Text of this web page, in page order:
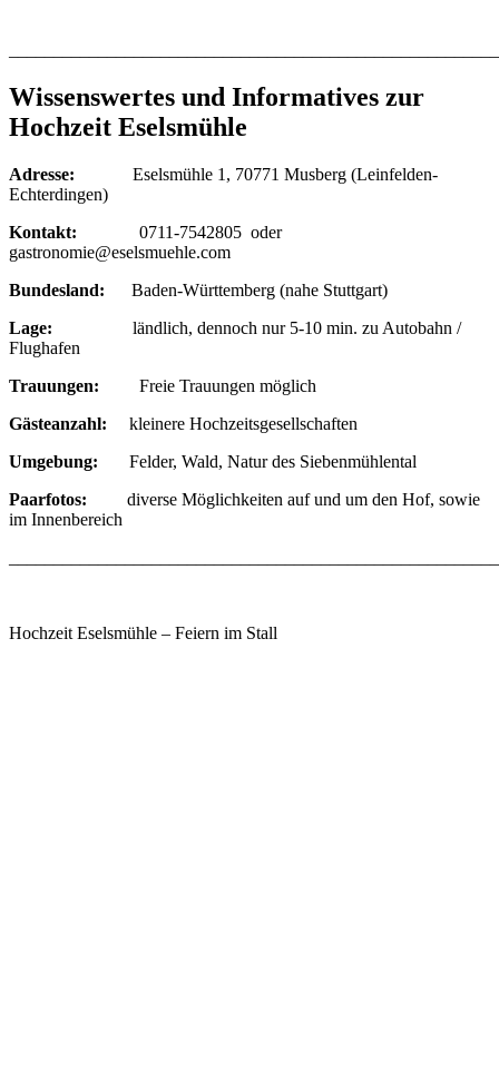
Wissenswertes und Informatives zur
Hochzeit Eselsmühle
Adresse:
Eselsmühle 1, 70771 Musberg (Leinfelden-
Echterdingen)
Kontakt: 0711-7542805 oder
gastronomie@eselsmuehle.com
Bundesland: Baden-Württemberg (nahe Stuttgart)
Lage:
ländlich, dennoch nur 5-10 min. zu Autobahn /
Flughafen
Trauungen: Freie Trauungen möglich
Gästeanzahl: kleinere Hochzeitsgesellschaften
Umgebung:
Felder, Wald, Natur des Siebenmühlental
Paarfotos: diverse Möglichkeiten auf und um den Hof, sowie
im Innenbereich
Hochzeit Eselsmühle – Feiern im Stall